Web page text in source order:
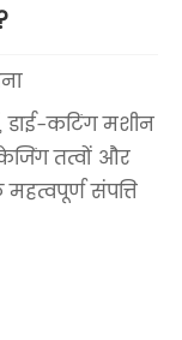
डाई-कटिंग मशीन
तत्वों और
संपत्ति